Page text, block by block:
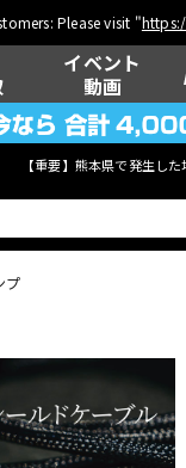
Please visit "
イベント
動画
【重要】熊本県で発生し
管楽器
プ